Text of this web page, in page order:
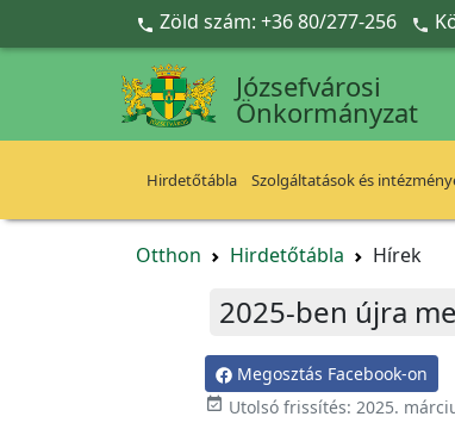
Ugrás a fő tartalomra
 Zöld szám: +36 80/277-256 
Józsefvárosi
Önkormányzat
Hirdetőtábla Szolgáltatások és
Otthon Hirdetőtábla Hírek
2025-ben újra
Megosztás Facebook-on
 Utolsó frissítés: 2025.